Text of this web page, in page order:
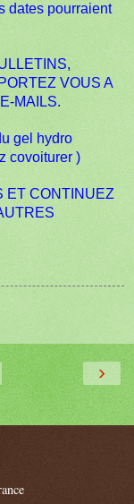
dates pourraient
VOUS A
MAILS.
gel hydro
covoiturer )
ET CONTINUEZ
›